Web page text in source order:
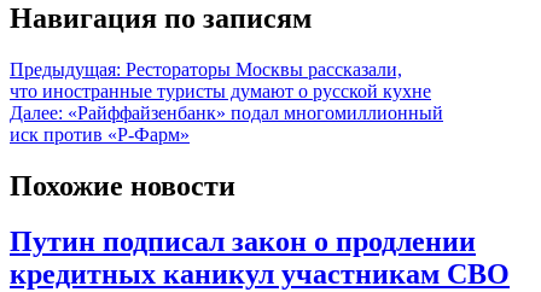
Навигация по записям
Предыдущая: Рестораторы Москвы рассказали,
что иностранные туристы думают о русской кухне
Далее: «Райффайзенбанк» подал многомиллионный
иск против «Р-Фарм»
Похожие новости
Путин подписал закон о продлении
кредитных каникул участникам СВО